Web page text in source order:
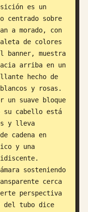
es un
centrado sobre
a morado, con
de colores
banner, muestra
arriba en un
hecho de
y rosas.
un suave bloque
su cabello está
y lleva
cadena en
y una
sosteniendo
cerca
perspectiva
del tubo dice